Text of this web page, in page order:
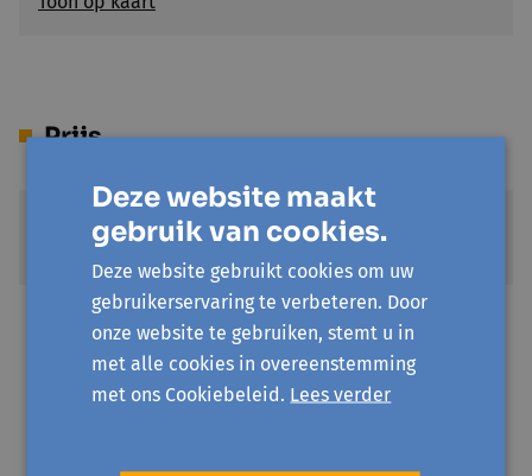
Prijs
Standaardprijs
Sociale prijs
Voor mensen die recht hebben op een verhoogde
tegemoetkoming van het ziekenfonds en die niet in
Deze website maakt
gebruik van cookies.
Deze website gebruikt cookies om uw
gebruikerservaring te verbeteren. Door
onze website te gebruiken, stemt u in
met alle cookies in overeenstemming
met ons Cookiebeleid. Lees verder